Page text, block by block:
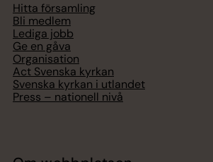
Hitta församling
Bli medlem
Lediga jobb
Ge en gåva
Organisation
Act Svenska kyrkan
Svenska kyrkan i utlandet
Press – nationell nivå